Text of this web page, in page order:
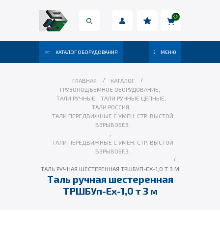
КАТАЛОГ ОБОРУДОВАНИЯ МЕНЮ
ГЛАВНАЯ
КАТАЛОГ
ГРУЗОПОДЪЁМНОЕ ОБОРУДОВАНИЕ
ТАЛИ РУЧНЫЕ
ТАЛИ РУЧНЫЕ ЦЕПНЫЕ
ТАЛИ РОССИЯ
ТАЛИ ПЕРЕДВИЖНЫЕ С УМЕН. СТР. ВЫСТОЙ
ВЗРЫВОБЕЗ.
ТАЛИ ПЕРЕДВИЖНЫЕ С УМЕН. СТР. ВЫСТОЙ
ВЗРЫВОБЕЗ.
ТАЛЬ РУЧНАЯ ШЕСТЕРЕННАЯ ТРШБУП-ЕХ-1,0 Т 3 М
Таль ручная шестеренная
ТРШБУп-Ех-1,0 т 3 м